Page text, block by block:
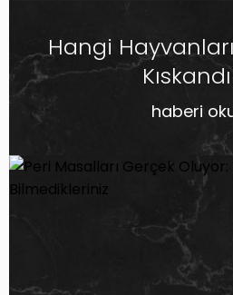
Hangi
haberi